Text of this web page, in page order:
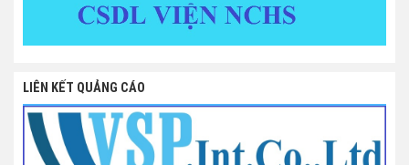
LIÊN KẾT QUẢNG CÁO